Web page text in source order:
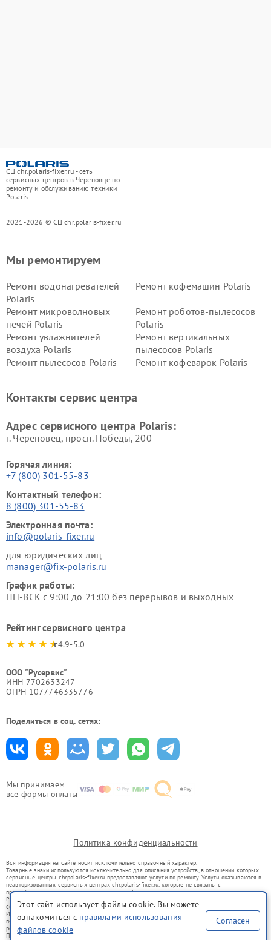
СЦ chr.polaris-fixer.ru - сеть
сервисных центров в Череповце по
ремонту и обслуживанию техники
Polaris
2021-2026 © СЦ chr.polaris-fixer.ru
Мы принимаем
все формы оплаты
Мы ремонтируем
Ремонт водонагревателей
Polaris
Ремонт кофемашин Polaris
Ремонт микроволновых
печей Polaris
Ремонт роботов-пылесосов
Polaris
Ремонт увлажнителей
воздуха Polaris
Ремонт вертикальных
пылесосов Polaris
Ремонт пылесосов Polaris
Ремонт кофеварок Polaris
Контакты сервис центра
Адрес сервисного центра Polaris:
г. Череповец, просп. Победы, 200
Горячая линия:
+7 (800) 301-55-83
Контактный телефон:
8 (800) 301-55-83
Электронная почта:
info@polaris-fixer.ru
для юридических лиц
manager@fix-polaris.ru
График работы:
ПН-ВСК с 9:00 до 21:00 без перерывов и выходных
Рейтинг сервисного центра
4.9-5.0
ООО "Русервис"
ИНН 7702633247
ОГРН 1077746335776
Поделиться в соц. сетях:
Политика конфиденциальности
Вся информация на сайте носит исключительно справочный характер.
Товарные знаки используются исключительно для описания устройств, в отношении которых
сервисные центры chr.polaris-fixer.ru предоставляют услуги по ремонту. Услуги оказываются в
неавторизованных сервисных центрах chr.polaris-fixer.ru, которые не связаны с
правообладателями товарных знаков или их официальными представителями.
Ремонт осуществляется для устройств, уже введенных в гражданский оборот в соответствии
со статьей 1487 ГК РФ.
Использование товарных знаков не преследует цели индивидуализации услуг или введения
потребителей в заблуждение, а служит для информирования о предоставляемых услугах по
ремонту техники указанных брендов.
Представленная на сайте информация не является публичной офертой, определяемой
Этот сайт использует файлы cookie. Вы можете
ознакомиться с правилами использования
файлов cookie
Согласен